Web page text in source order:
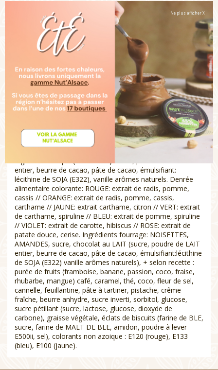
Livraison :
Ces articles sont garnies de Bonbons de Chocolats
toute l'année, ou d'Oeufs Saveurs et Plaisirs à partir du 15
mars jusqu'à Pâques (pour les Ventes Groupées de Pâques
tous les articles seront garnis d'Oeufs)
Description Détails du produit
ASSORTIMENT DE CHOCOLAT AU PRALINE ET GANACHE
entier, beurre de cacao, pâte de cacao, émulsifiant:
lécithine de SOJA (E322), vanille arômes naturels. Denrée
alimentaire colorante: ROUGE: extrait de radis, pomme,
cassis // ORANGE: extrait de radis, pomme, cassis,
carthame // JAUNE: extrait carthame, citron // VERT: extrait
de carthame, spiruline // BLEU: extrait de pomme, spiruline
// VIOLET: extrait de carotte, hibiscus // ROSE: extrait de
patate douce, cerise. Ingrédients fourrage: NOISETTES,
AMANDES, sucre, chocolat au LAIT (sucre, poudre de LAIT
entier, beurre de cacao, pâte de cacao, émulsifiant:lécithine
de SOJA (E322) vanille arômes naturels), + selon recette :
purée de fruits (framboise, banane, passion, coco, fraise,
rhubarbe, mangue) café, caramel, thé, coco, fleur de sel,
cannelle, feuillantine, pâte à tartiner, pistache, crême
fraîche, beurre anhydre, sucre inverti, sorbitol, glucose,
sucre pétillant (sucre, lactose, glucose, dioxyde de
carbone), graisse végétale, éclats de biscuits (farine de BLE,
sucre, farine de MALT DE BLE, amidon, poudre à lever
E500ii, sel), colorants non azoique : E120 (rouge), E133
(bleu), E100 (jaune).
Ne plus afficher X